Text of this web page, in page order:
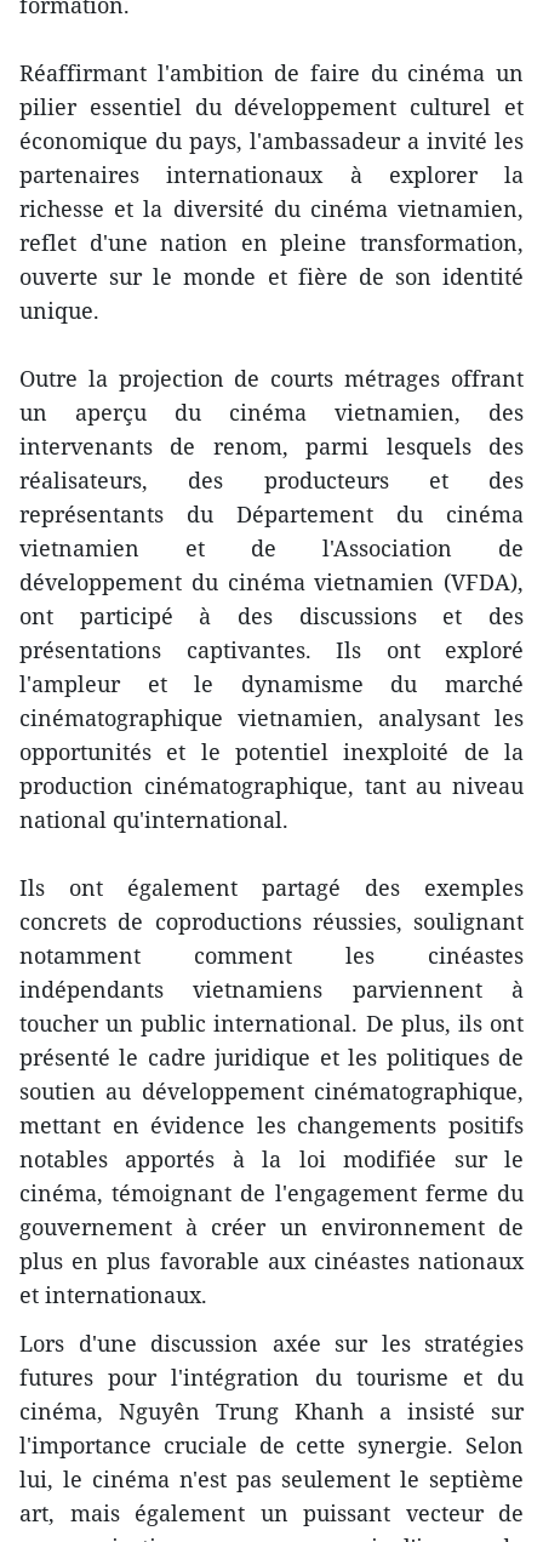
Réaffirmant l'ambition de faire du cinéma un
pilier essentiel du développement culturel et
économique du pays, l'ambassadeur a invité les
partenaires internationaux à explorer la
richesse et la diversité du cinéma vietnamien,
reflet d'une nation en pleine transformation,
ouverte sur le monde et fière de son identité
unique.
Outre la projection de courts métrages offrant
un aperçu du cinéma vietnamien, des
intervenants de renom, parmi lesquels des
réalisateurs, des producteurs et des
représentants du Département du cinéma
vietnamien et de l'Association de
développement du cinéma vietnamien (VFDA),
ont participé à des discussions et des
présentations captivantes. Ils ont exploré
l'ampleur et le dynamisme du marché
cinématographique vietnamien, analysant les
opportunités et le potentiel inexploité de la
production cinématographique, tant au niveau
national qu'international.
Ils ont également partagé des exemples
concrets de coproductions réussies, soulignant
notamment comment les cinéastes
indépendants vietnamiens parviennent à
toucher un public international. De plus, ils ont
présenté le cadre juridique et les politiques de
soutien au développement cinématographique,
mettant en évidence les changements positifs
notables apportés à la loi modifiée sur le
cinéma, témoignant de l'engagement ferme du
gouvernement à créer un environnement de
plus en plus favorable aux cinéastes nationaux
et internationaux.
Lors d'une discussion axée sur les stratégies
futures pour l'intégration du tourisme et du
cinéma, Nguyên Trung Khanh a insisté sur
l'importance cruciale de cette synergie. Selon
lui, le cinéma n'est pas seulement le septième
art, mais également un puissant vecteur de